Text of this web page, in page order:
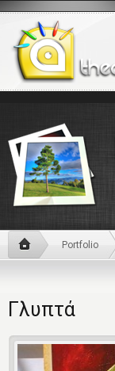
Portfolio
Γλυπτά